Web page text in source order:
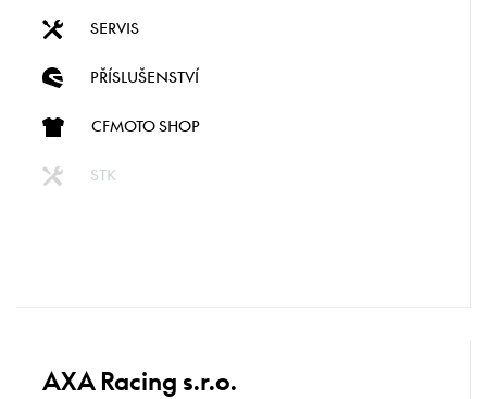
SERVIS
PŘÍSLUŠENSTVÍ
CFMOTO SHOP
STK
AXA Racing s.r.o.